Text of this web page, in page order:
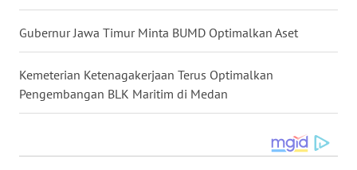
Gubernur Jawa Timur Minta BUMD Optimalkan Aset
Kemeterian Ketenagakerjaan Terus Optimalkan
Pengembangan BLK Maritim di Medan
PADANG
LAWAS
WN
SUMEDANG